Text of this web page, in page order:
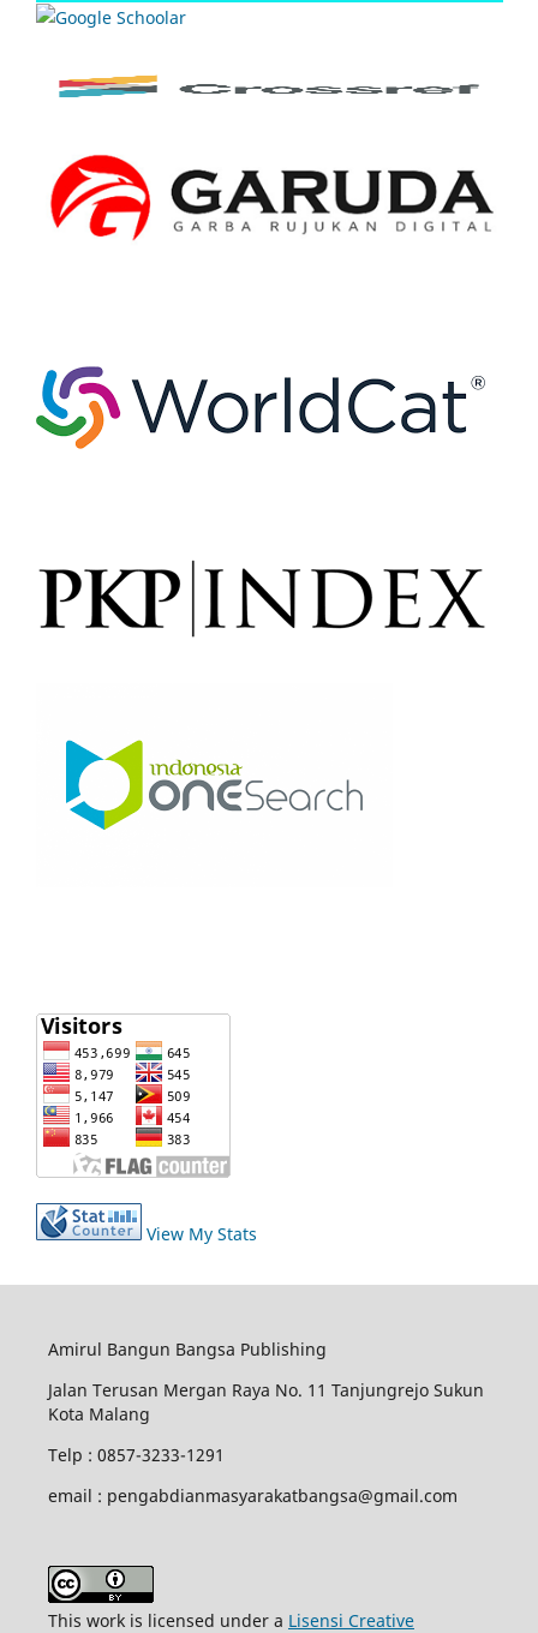
View My Stats
Amirul Bangun Bangsa Publishing
Jalan Terusan Mergan Raya No. 11 Tanjungrejo Sukun
Kota Malang
Telp : 0857-3233-1291
email : pengabdianmasyarakatbangsa@gmail.com
This work is licensed under a Lisensi Creative